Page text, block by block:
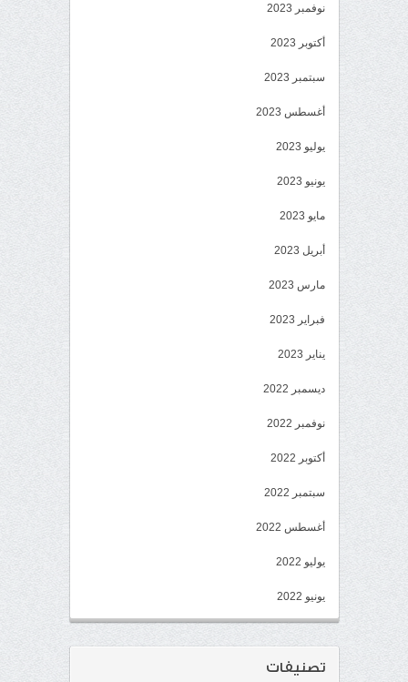
نوفمبر 2023
أكتوبر 2023
سبتمبر 2023
أغسطس 2023
يوليو 2023
يونيو 2023
مايو 2023
أبريل 2023
مارس 2023
فبراير 2023
يناير 2023
ديسمبر 2022
نوفمبر 2022
أكتوبر 2022
سبتمبر 2022
أغسطس 2022
يوليو 2022
يونيو 2022
تصنيفات